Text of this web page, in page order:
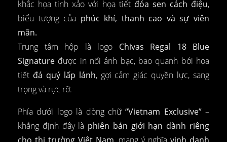
khắc họa tinh xảo với họa tiết đóa sen cách điệu,
biểu tượng của phúc khí, thanh cao và sự viên
mãn.
Trung tâm hộp là logo Chivas Regal 18 Blue
Signature được in nổi ánh bạc, bao quanh bởi họa
tiết đá quý lấp lánh, gợi cảm giác quyền lực, sang
trọng và rực rỡ.
Phía dưới logo là dòng chữ“Vietnam Exclusive”–
khẳng định đây là phiên bản giới hạn dành riêng